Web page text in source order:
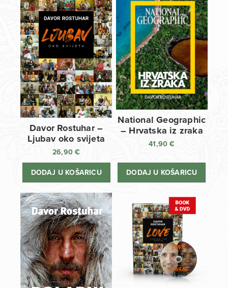
Davor Rostuhar –
Ljubav oko svijeta
26,90€
DODAJ U KOŠARICU
National Geographic
– Hrvatska iz zraka
41,90€
DODAJ U KOŠARICU